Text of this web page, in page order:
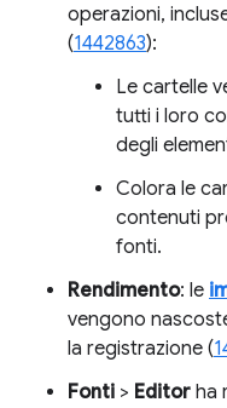
operazioni,
(1442863):
Le cartelle
tutti i loro
degli
Colora le
contenuti
fonti.
Rendimento: le
vengono
la registrazione (
Fonti > Editor ha